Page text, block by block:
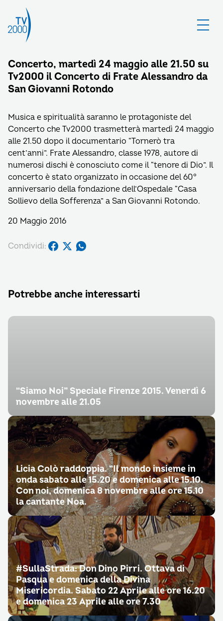
Concerto, martedì 24 maggio alle 21.50 su
Tv2000 il Concerto di Frate Alessandro da
San Giovanni Rotondo
Musica e spiritualità saranno le protagoniste del
Concerto che Tv2000 trasmetterà martedì 24 maggio
alle 21.50 dopo il documentario “Tornerò tra
cent’anni”. Frate Alessandro, classe 1978, autore di
numerosi dischi è conosciuto come il “tenore di Dio”. Il
concerto è stato organizzato in occasione del 60°
anniversario della fondazione dell’Ospedale “Casa
Sollievo della Sofferenza” a San Giovanni Rotondo.
20 Maggio 2016
Condividi:
Potrebbe anche interessarti
“Siamo Noi” Speciale Firenze 2015. Venerdì 6
novembre alle 21.05
Licia Colò raddoppia. “Il mondo insieme in
onda sabato alle 15.20 e domenica alle 15.10.
Con noi, domenica 8 novembre alle ore 15.10
la cantante Noa.
#SullaStrada: Don Dino Pirri. Ottava di
Pasqua e domenica della Divina
Misericordia. Sabato 22 Aprile alle ore 16.20
e domenica 23 Aprile alle ore 7.30